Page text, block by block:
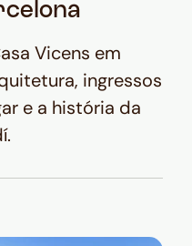
Vicens em
ingressos
e a história da